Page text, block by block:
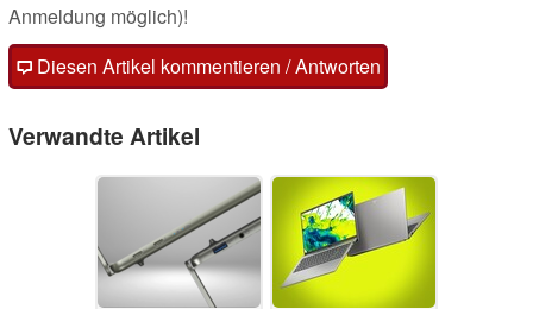
Anmeldung möglich)!
Diesen Artikel kommentieren / Antworten
Verwandte Artikel